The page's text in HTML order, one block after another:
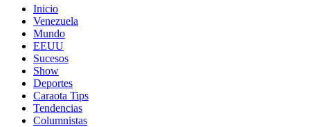
Inicio
Venezuela
Mundo
EEUU
Sucesos
Show
Deportes
Caraota Tips
Tendencias
Columnistas